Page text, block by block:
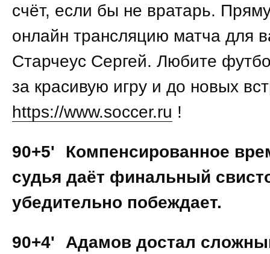
счёт, если бы не вратарь.
онлайн трансляцию матча для
Старчеус Сергей. Любите
за красивую игру и до новых
https://www.soccer.ru !
90+5'
Компенсированное
судья даёт финальный
убедительно побеждает.
90+4'
Адамов достал